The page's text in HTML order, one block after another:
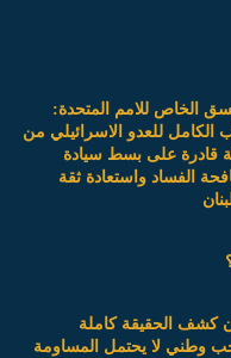
الخاص للامم المتحدة:
الكامل للعدو الاسرائيلي من
قادرة على بسط سيادة
الفساد واستعادة ثقة
كشف الحقيقة كاملة
وطني لا يحتمل المساومة